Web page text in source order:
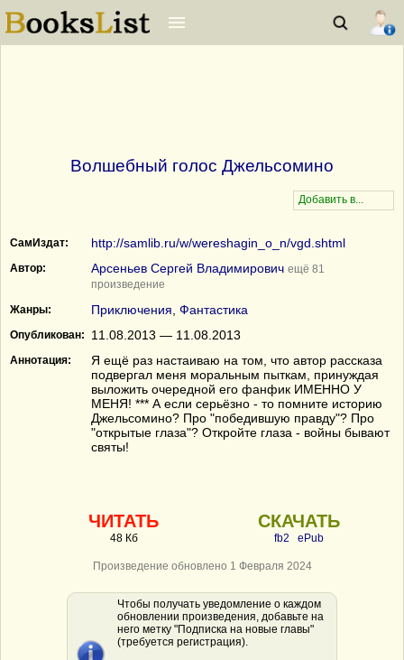
Волшебный голос Джельсомино
СамИздат: http://samlib.ru/w/wereshagin_o_n/vgd.shtml
Автор: Арсеньев Сергей Владимирович ещё 81
произведение
Жанры:
Приключения Фантастика
Опубликован: 11.08.2013 — 11.08.2013
Аннотация:
Я ещё раз настаиваю на том, что автор рассказа
подвергал меня моральным пыткам, принуждая
выложить очередной его фанфик ИМЕННО У
МЕНЯ! *** А если серьёзно - то помните историю
Джельсомино? Про "победившую правду"? Про
"открытые глаза"? Откройте глаза - войны бывают
святы!
ЧИТАТЬ
48 Кб
СКАЧАТЬ
fb2 ePub
Произведение обновлено 1 Февраля 2024
Чтобы получать уведомление о каждом
обновлении произведения, добавьте на
него метку "Подписка на новые главы"
(требуется регистрация).